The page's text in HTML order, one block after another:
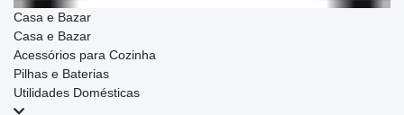
Casa e Bazar
Casa e Bazar
Acessórios para Cozinha
Pilhas e Baterias
Utilidades Domésticas